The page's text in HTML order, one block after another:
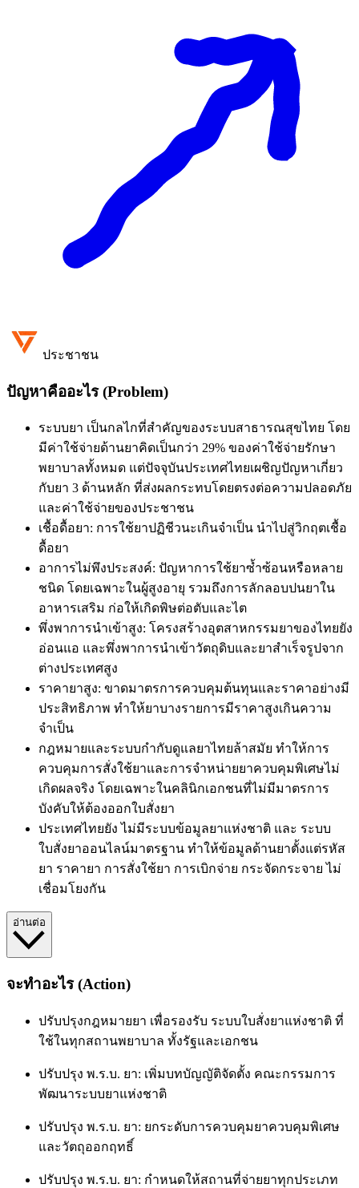
ประชาชน
ปัญหาคืออะไร (Problem)
ระบบยา เป็นกลไกที่สำคัญของระบบสาธารณสุขไทย โดย
มีค่าใช้จ่ายด้านยาคิดเป็นกว่า 29% ของค่าใช้จ่ายรักษา
พยาบาลทั้งหมด แต่ปัจจุบันประเทศไทยเผชิญปัญหาเกี่ยว
กับยา 3 ด้านหลัก ที่ส่งผลกระทบโดยตรงต่อความปลอดภัย
และค่าใช้จ่ายของประชาชน
เชื้อดื้อยา: การใช้ยาปฏิชีวนะเกินจำเป็น นำไปสู่วิกฤตเชื้อ
ดื้อยา
อาการไม่พึงประสงค์: ปัญหาการใช้ยาซ้ำซ้อนหรือหลาย
ชนิด โดยเฉพาะในผู้สูงอายุ รวมถึงการลักลอบปนยาใน
อาหารเสริม ก่อให้เกิดพิษต่อตับและไต
พึ่งพาการนำเข้าสูง: โครงสร้างอุตสาหกรรมยาของไทยยัง
อ่อนแอ และพึ่งพาการนำเข้าวัตถุดิบและยาสำเร็จรูปจาก
ต่างประเทศสูง
ราคายาสูง: ขาดมาตรการควบคุมต้นทุนและราคาอย่างมี
ประสิทธิภาพ ทำให้ยาบางรายการมีราคาสูงเกินความ
จำเป็น
กฎหมายและระบบกำกับดูแลยาไทยล้าสมัย ทำให้การ
ควบคุมการสั่งใช้ยาและการจำหน่ายยาควบคุมพิเศษไม่
เกิดผลจริง โดยเฉพาะในคลินิกเอกชนที่ไม่มีมาตรการ
บังคับให้ต้องออกใบสั่งยา
ประเทศไทยยัง ไม่มีระบบข้อมูลยาแห่งชาติ และ ระบบ
ใบสั่งยาออนไลน์มาตรฐาน ทำให้ข้อมูลด้านยาตั้งแต่รหัส
ยา ราคายา การสั่งใช้ยา การเบิกจ่าย กระจัดกระจาย ไม่
เชื่อมโยงกัน
อ่านต่อ
จะทำอะไร (Action)
ปรับปรุงกฎหมายยา เพื่อรองรับ ระบบใบสั่งยาแห่งชาติ ที่
ใช้ในทุกสถานพยาบาล ทั้งรัฐและเอกชน
ปรับปรุง พ.ร.บ. ยา: เพิ่มบทบัญญัติจัดตั้ง คณะกรรมการ
พัฒนาระบบยาแห่งชาติ
ปรับปรุง พ.ร.บ. ยา: ยกระดับการควบคุมยาควบคุมพิเศษ
และวัตถุออกฤทธิ์
ปรับปรุง พ.ร.บ. ยา: กำหนดให้สถานที่จ่ายยาทุกประเภท